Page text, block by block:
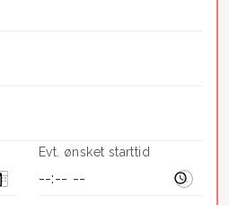
Evt. ønsket starttid